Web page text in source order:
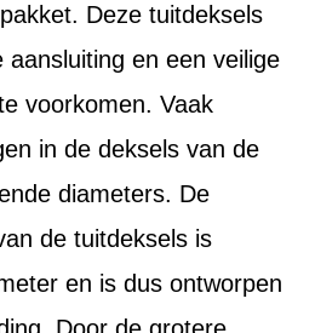
Deze tuitdeksels
aansluiting en een veilige
voorkomen. Vaak
in de deksels van de
diameters. De
de tuitdeksels is
en is dus ontworpen